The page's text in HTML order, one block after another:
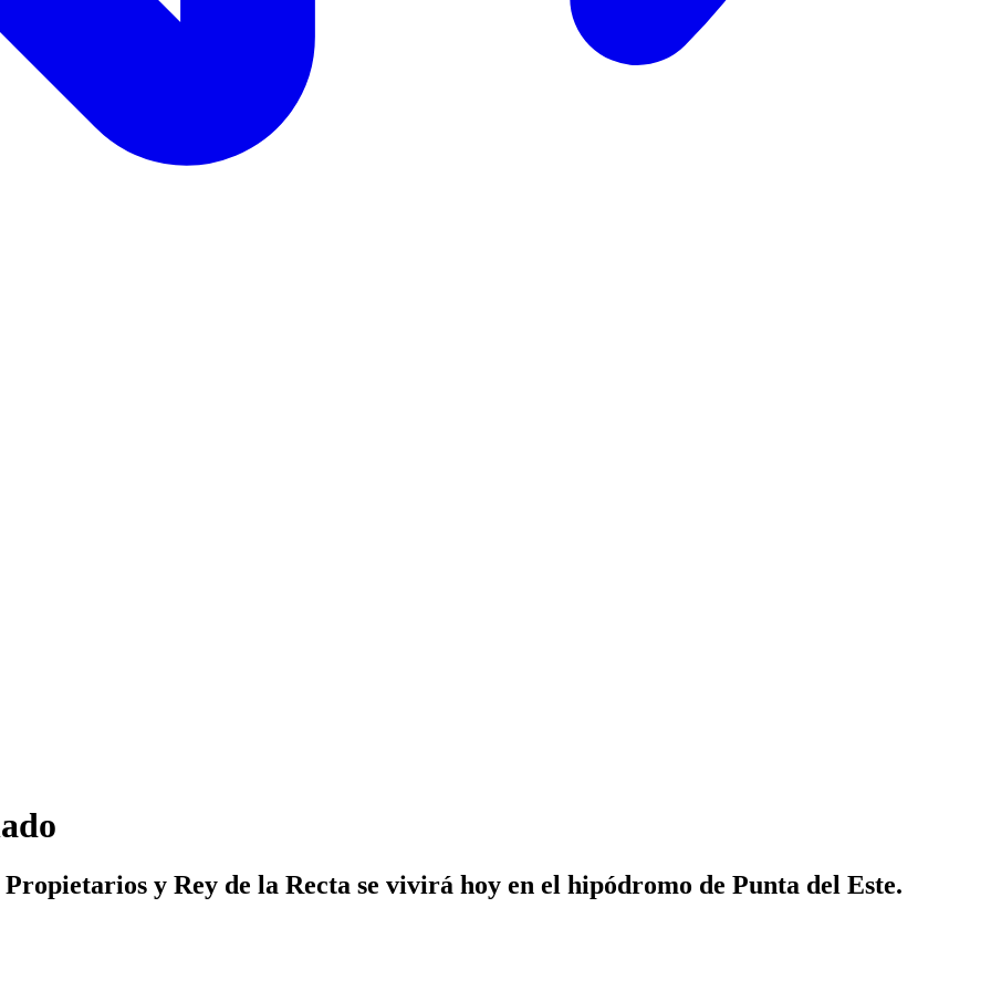
y Rey de la Recta se vivirá hoy en el hipódromo de Punta del Este.